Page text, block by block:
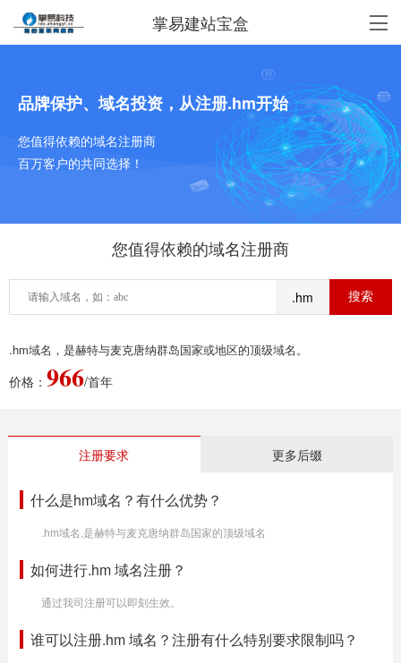
掌易建站宝盒
品牌保护、域名投资，从注册.hm开始
您值得依赖的域名注册商
百万客户的共同选择！
您值得依赖的域名注册商
.hm
.hm域名，是赫特与麦克唐纳群岛国家或地区的顶级域名。
价格： 966/首年
注册要求 更多后缀
什么是hm域名？有什么优势？
.hm域名,是赫特与麦克唐纳群岛国家的顶级域名
如何进行.hm 域名注册？
通过我司注册可以即刻生效。
谁可以注册.hm 域名？注册有什么特别要求限制吗？